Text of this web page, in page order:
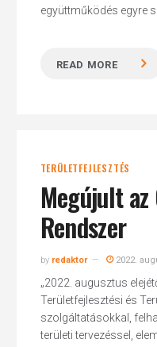
Hit enter to
együttműködés egyre
READ MORE
TERÜLETFEJLESZTÉS
Megújult
Rendszer
by redaktor 2022.
„2022. augusztus
Területfejlesztési és
szolgáltatásokkal,
területi tervezéssel,